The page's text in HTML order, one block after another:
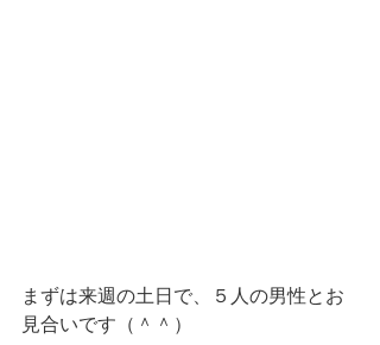
まずは来週の土日で、５人の男性とお
見合いです（＾＾）